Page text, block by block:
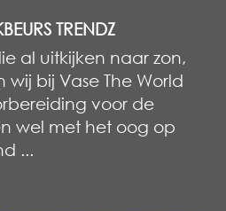
TRENDZ
al uitkijken naar zon,
wij bij Vase The World
voor de
wel met het oog op
...